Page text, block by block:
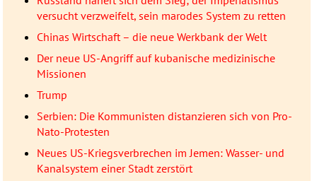
versucht verzweifelt, sein marodes System zu retten
Chinas Wirtschaft – die neue Werkbank der Welt
Der neue US-Angriff auf kubanische medizinische
Missionen
Trump
Serbien: Die Kommunisten distanzieren sich von Pro-
Nato-Protesten
Neues US-Kriegsverbrechen im Jemen: Wasser- und
Kanalsystem einer Stadt zerstört